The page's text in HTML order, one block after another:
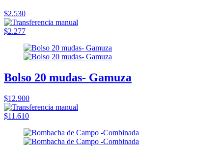
$2.530
$2.277
Bolso 20 mudas- Gamuza
$12.900
$11.610